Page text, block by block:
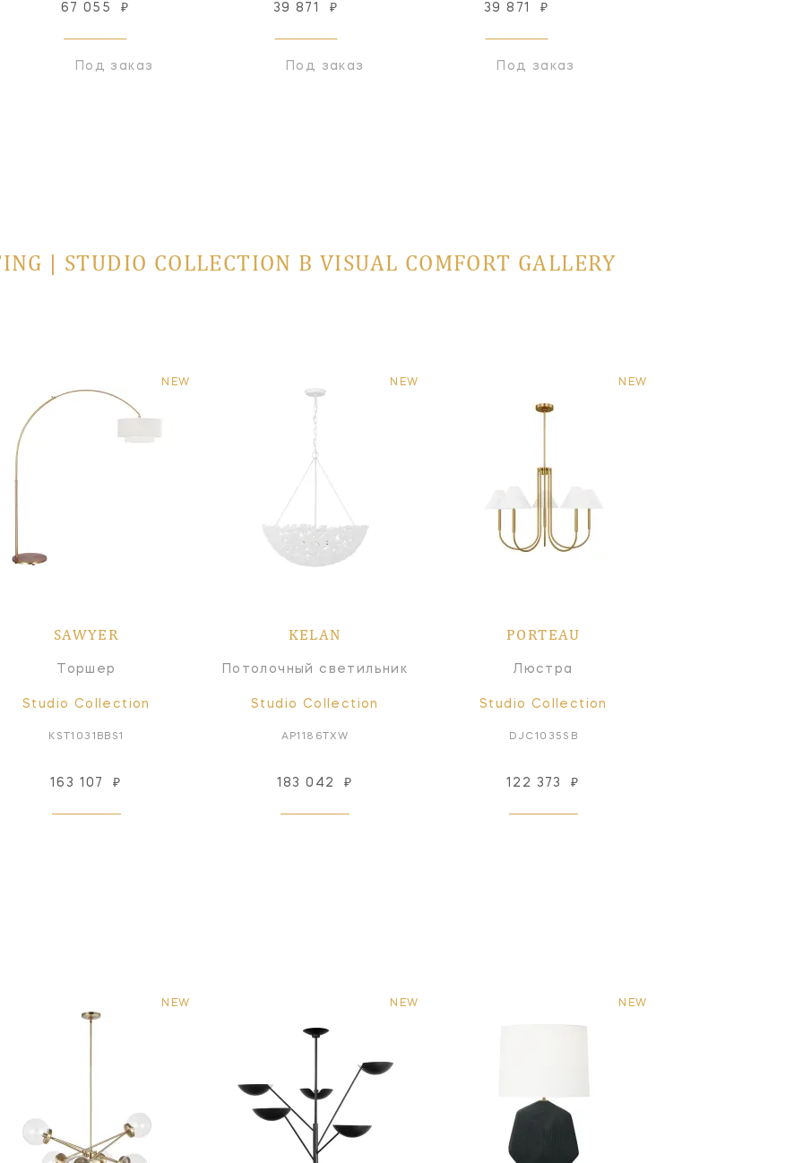
67 055 ₽
Под заказ
39 871 ₽
Под заказ
39 871 ₽
Под заказ
| STUDIO COLLECTION В VISUAL COMFORT GALLERY
NEW
SAWYER
Торшер
Studio Collection
KST1031BBS1
163 107 ₽
NEW
KELAN
Потолочный светильник
Studio Collection
AP1186TXW
183 042 ₽
NEW
PORTEAU
Люстра
Studio Collection
DJC1035SB
122 373 ₽
NEW NEW NEW